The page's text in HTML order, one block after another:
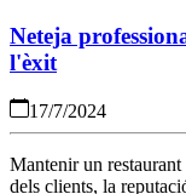
Neteja
l'èxit
17/7/2024
Mantenir un
dels clients, la